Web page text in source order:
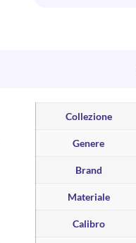
Collezione
Genere
Brand
Materiale
Calibro